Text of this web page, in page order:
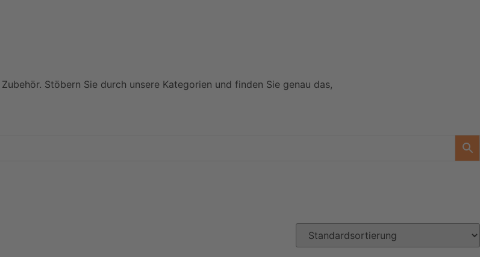
Stöbern Sie durch unsere Kategorien und finden Sie genau das,